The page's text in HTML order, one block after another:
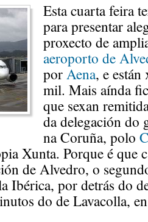
Esta cuarta feira
para presentar
proxecto de
aeroporto de
porAena, e están
mil. Mais aínda
que sexan
da delegación do
na Coruña, polo
Xunta. Porque é que
de Alvedro, o
Ibérica, por detrás do
do de Lavacolla,